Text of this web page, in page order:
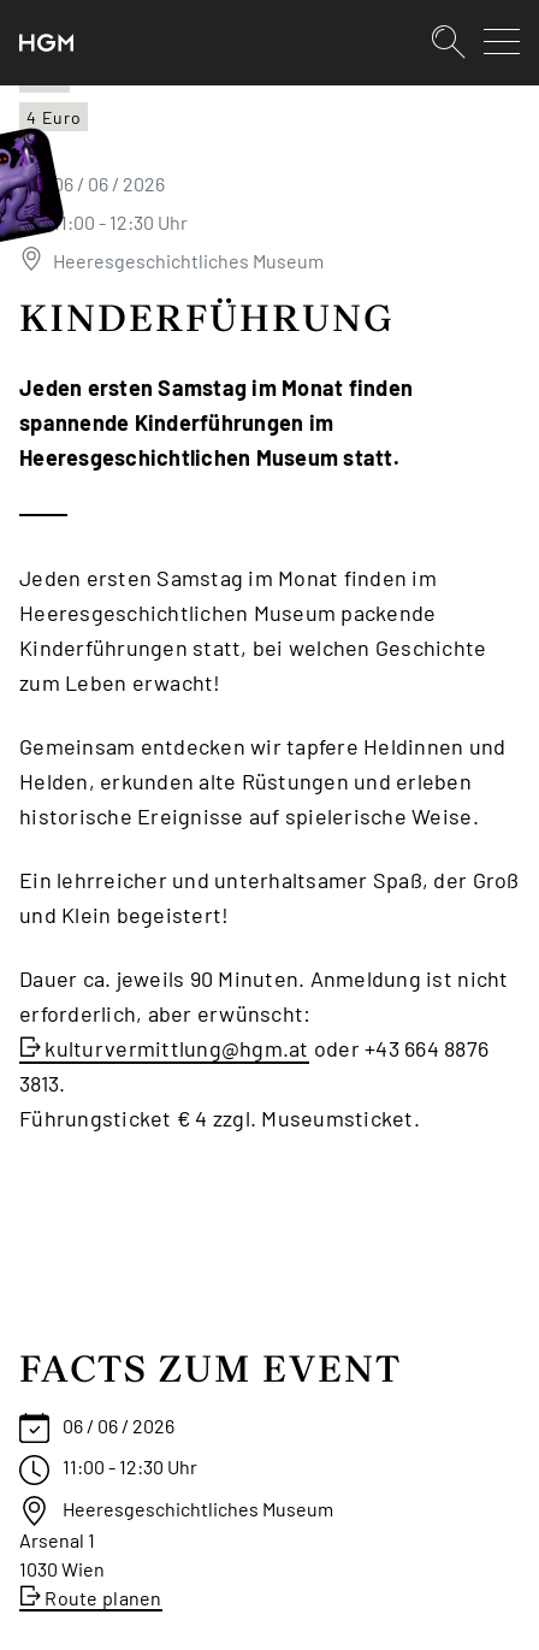
SKIPLINKS
4 Euro
06 / 06 / 2026
11:00 - 12:30 Uhr
Heeresgeschichtliches Museum
KINDERFÜHRUNG
Jeden ersten Samstag im Monat finden
spannende Kinderführungen im
Heeresgeschichtlichen Museum statt.
Jeden ersten Samstag im Monat finden im
Heeresgeschichtlichen Museum packende
Kinderführungen statt, bei welchen Geschichte
zum Leben erwacht!
Gemeinsam entdecken wir tapfere Heldinnen und
Helden, erkunden alte Rüstungen und erleben
historische Ereignisse auf spielerische Weise.
Ein lehrreicher und unterhaltsamer Spaß, der Groß
und Klein begeistert!
Dauer ca. jeweils 90 Minuten. Anmeldung ist nicht
erforderlich, aber erwünscht:
kulturvermittlung@hgm.at oder +43 664 8876
3813.
Führungsticket € 4 zzgl. Museumsticket.
FACTS ZUM EVENT
06 / 06 / 2026
11:00 - 12:30 Uhr
Heeresgeschichtliches Museum
Arsenal 1
1030 Wien
Route planen